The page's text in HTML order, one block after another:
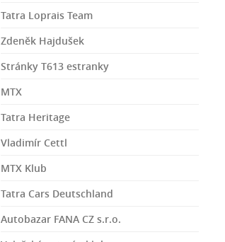
Tatra Loprais Team
Zdeněk Hajdušek
Stránky T613 estranky
MTX
Tatra Heritage
Vladimír Cettl
MTX Klub
Tatra Cars Deutschland
Autobazar FANA CZ s.r.o.